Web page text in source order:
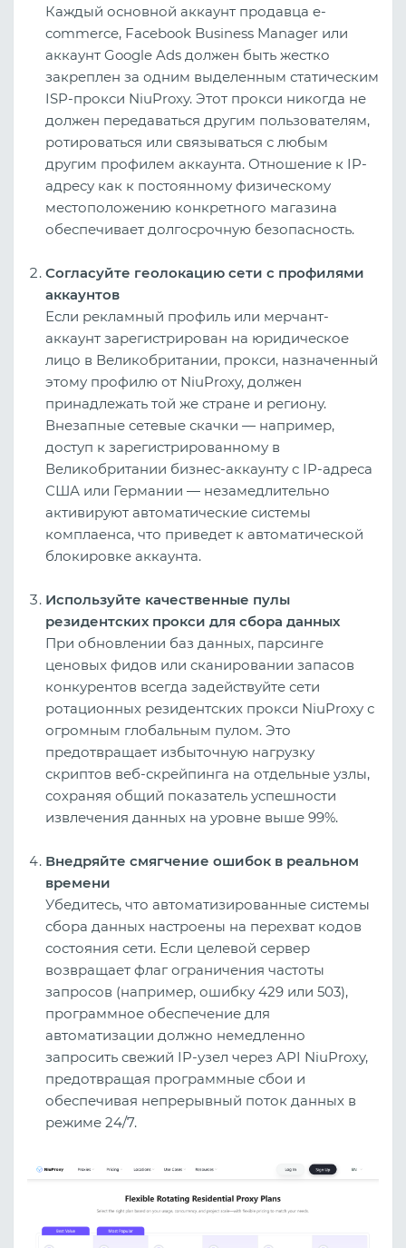
Каждый основной аккаунт продавца e-
commerce, Facebook Business Manager или
аккаунт Google Ads должен быть жестко
закреплен за одним выделенным статическим
ISP-прокси NiuProxy. Этот прокси никогда не
должен передаваться другим пользователям,
ротироваться или связываться с любым
другим профилем аккаунта. Отношение к IP-
адресу как к постоянному физическому
местоположению конкретного магазина
обеспечивает долгосрочную безопасность.
Согласуйте геолокацию сети с профилями
аккаунтов
Если рекламный профиль или мерчант-
аккаунт зарегистрирован на юридическое
лицо в Великобритании, прокси, назначенный
этому профилю от NiuProxy, должен
принадлежать той же стране и региону.
Внезапные сетевые скачки — например,
доступ к зарегистрированному в
Великобритании бизнес-аккаунту с IP-адреса
США или Германии — незамедлительно
активируют автоматические системы
комплаенса, что приведет к автоматической
блокировке аккаунта.
Используйте качественные пулы
резидентских прокси для сбора данных
При обновлении баз данных, парсинге
ценовых фидов или сканировании запасов
конкурентов всегда задействуйте сети
ротационных резидентских прокси NiuProxy с
огромным глобальным пулом. Это
предотвращает избыточную нагрузку
скриптов веб-скрейпинга на отдельные узлы,
сохраняя общий показатель успешности
извлечения данных на уровне выше 99%.
Внедряйте смягчение ошибок в реальном
времени
Убедитесь, что автоматизированные системы
сбора данных настроены на перехват кодов
состояния сети. Если целевой сервер
возвращает флаг ограничения частоты
запросов (например, ошибку 429 или 503),
программное обеспечение для
автоматизации должно немедленно
запросить свежий IP-узел через API NiuProxy,
предотвращая программные сбои и
обеспечивая непрерывный поток данных в
режиме 24/7.